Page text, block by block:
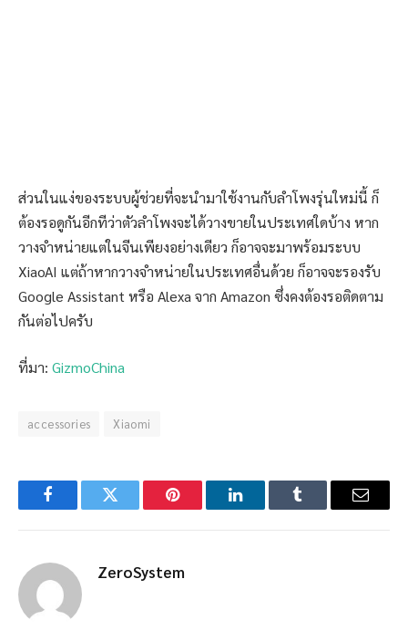
ส่วนในแง่ของระบบผู้ช่วยที่จะนำมาใช้งานกับลำโพงรุ่นใหม่นี้ ก็
ต้องรอดูกันอีกทีว่าตัวลำโพงจะได้วางขายในประเทศใดบ้าง หาก
วางจำหน่ายแต่ในจีนเพียงอย่างเดียว ก็อาจจะมาพร้อมระบบ
XiaoAI แต่ถ้าหากวางจำหน่ายในประเทศอื่นด้วย ก็อาจจะรองรับ
Google Assistant หรือ Alexa จาก Amazon ซึ่งคงต้องรอติดตาม
กันต่อไปครับ
ที่มา: GizmoChina
accessories Xiaomi
FacebookTwitter Pinterest LinkedInTumblr Email
ZeroSystem